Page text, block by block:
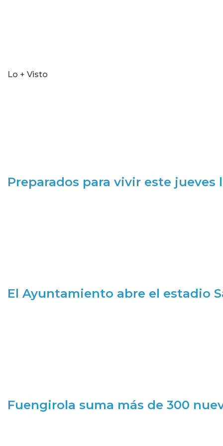
Lo + Visto
Preparados para vivir este jueves
El Ayuntamiento abre el estadio
Fuengirola suma más de 300